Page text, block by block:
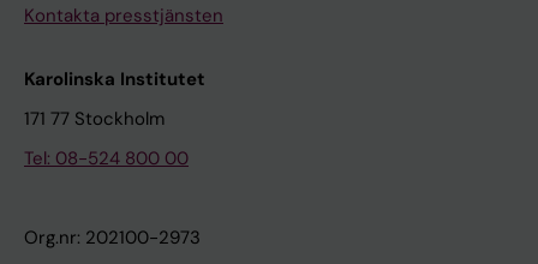
Kontakta presstjänsten
Karolinska Institutet
171 77 Stockholm
Tel: 08-524 800 00
Org.nr: 202100-2973